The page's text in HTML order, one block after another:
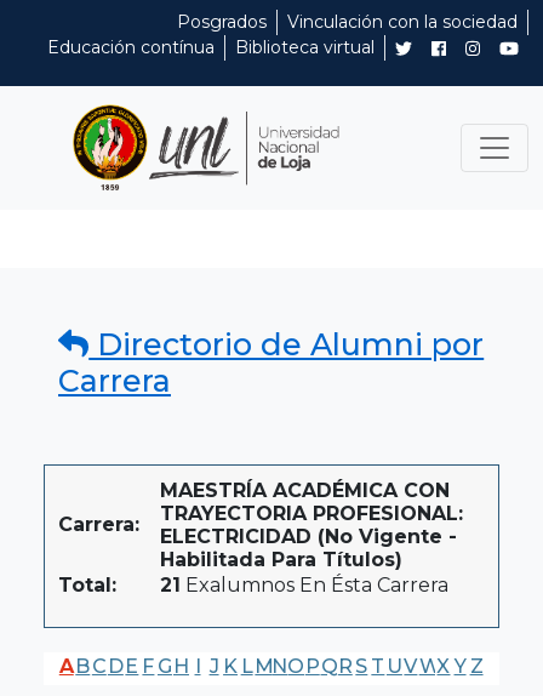
Posgrados
Vinculación con la sociedad
Educación contínua
Biblioteca virtual
Directorio de Alumni por
Carrera
Carrera:
MAESTRÍA ACADÉMICA CON
TRAYECTORIA PROFESIONAL:
ELECTRICIDAD (No Vigente -
Habilitada Para Títulos)
Total:
21 Exalumnos En Ésta Carrera
ABC DE F G H I J K LMNO PQR S T UVWX Y Z